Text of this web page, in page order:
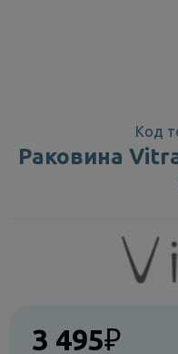
Код
Раковина
3 495₽